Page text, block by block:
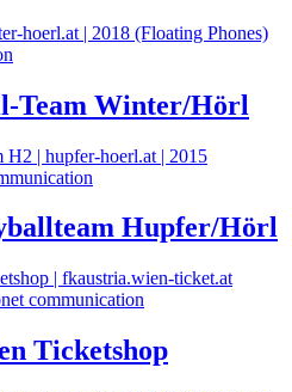
Team Winter/Hörl
Hupfer/Hörl
Ticketshop